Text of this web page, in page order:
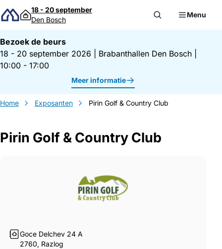
Direct naar inhoud
18 - 20 september
Den Bosch
Menu
Bezoek de beurs
18 - 20 september 2026
Brabanthallen Den Bosch
10:00 - 17:00
Meer informatie
Home Exposanten Pirin Golf & Country Club
Pirin Golf & Country Club
Goce Delchev 24 A
2760, Razlog